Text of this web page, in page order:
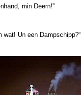
min Deern!”
wat! Un een Dampschipp?“